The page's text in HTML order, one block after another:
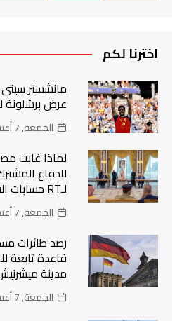
اخترنا لكم
مانشستر
عرض برشلونة
الجمعة, 7 أغسطس 2026, 21:54
لماذا غابت
للدفاع
لـRT حسابات القاهرة
الجمعة, 7 أغسطس 2026, 21:54
رصد طائرات
قاعدة تابعة
مدينة
الجمعة, 7 أغسطس 2026, 21:54